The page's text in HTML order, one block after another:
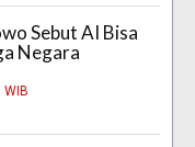
Sebut AI Bisa
Negara